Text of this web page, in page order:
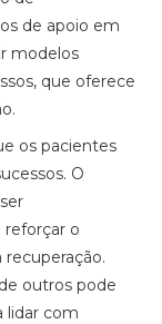
de apoio em
modelos
que oferece
os pacientes
O
o
outros pode
lidar com